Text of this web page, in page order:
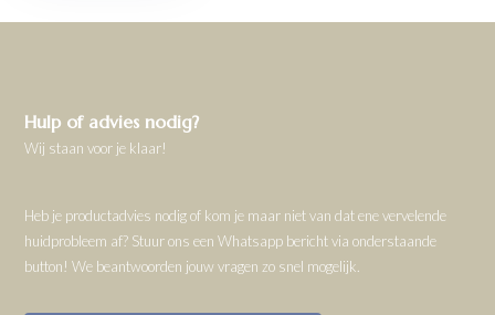
Hulp of advies nodig?
Wij staan voor je klaar!
Heb je productadvies nodig of kom je maar niet van dat ene vervelende
huidprobleem af? Stuur ons een Whatsapp bericht via onderstaande
button! We beantwoorden jouw vragen zo snel mogelijk.